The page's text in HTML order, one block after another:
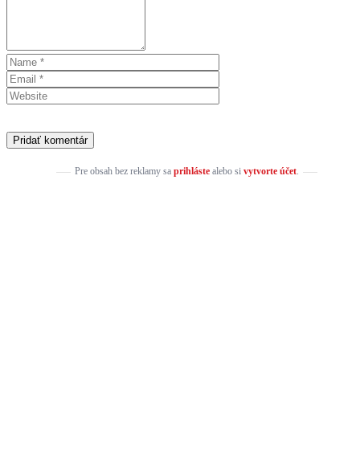
Pre obsah bez reklamy sa prihlástealebo si vytvorte účet.